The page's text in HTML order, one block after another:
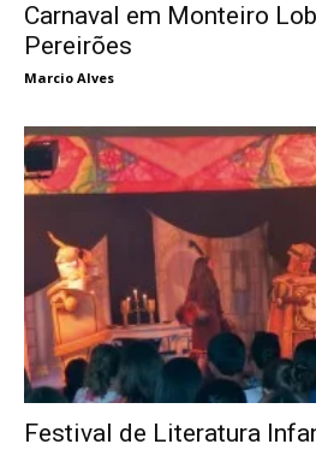
Carnaval em Monteiro
Pereirões
Marcio Alves
Festival de Literatura